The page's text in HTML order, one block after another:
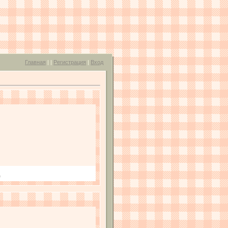
Главная | | Регистрация | Вход